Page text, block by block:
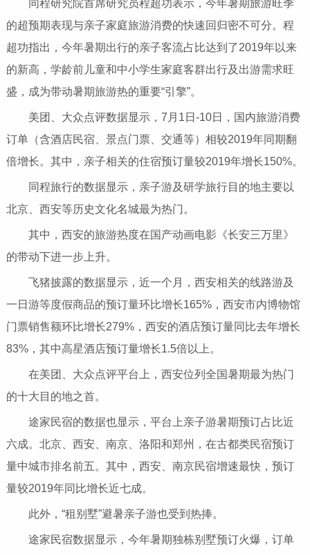
同程研究院首席研究员程超功表示，今年暑期旅游旺季
的超预期表现与亲子家庭旅游消费的快速回归密不可分。程
超功指出，今年暑期出行的亲子客流占比达到了2019年以来
的新高，学龄前儿童和中小学生家庭客群出行及出游需求旺
盛，成为带动暑期旅游热的重要“引擎”。
美团、大众点评数据显示，7月1日-10日，国内旅游消费
订单（含酒店民宿、景点门票、交通等）相较2019年同期翻
倍增长。其中，亲子相关的住宿预订量较2019年增长150%。
同程旅行的数据显示，亲子游及研学旅行目的地主要以
北京、西安等历史文化名城最为热门。
其中，西安的旅游热度在国产动画电影《长安三万里》
的带动下进一步上升。
飞猪披露的数据显示，近一个月，西安相关的线路游及
一日游等度假商品的预订量环比增长165%，西安市内博物馆
门票销售额环比增长279%，西安的酒店预订量同比去年增长
83%，其中高星酒店预订量增长1.5倍以上。
在美团、大众点评平台上，西安位列全国暑期最为热门
的十大目的地之首。
途家民宿的数据也显示，平台上亲子游暑期预订占比近
六成。北京、西安、南京、洛阳和郑州，在古都类民宿预订
量中城市排名前五。其中，西安、南京民宿增速最快，预订
量较2019年同比增长近七成。
此外，“租别墅”避暑亲子游也受到热捧。
途家民宿数据显示，今年暑期独栋别墅预订火爆，订单